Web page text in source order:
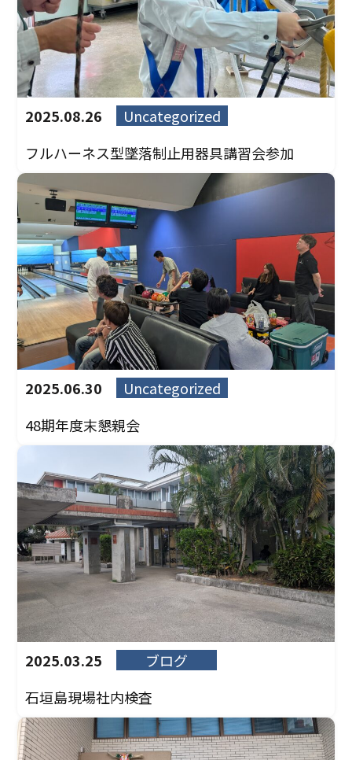
2025.08.26
Uncategorized
フルハーネス型墜落制止用器具講習会参加
2025.06.30
Uncategorized
48期年度末懇親会
2025.03.25
ブログ
石垣島現場社内検査